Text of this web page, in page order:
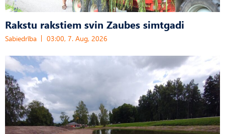
Rakstu rakstiem svin Zaubes simtgadi
Sabiedrība 03:00, 7. Aug, 2026